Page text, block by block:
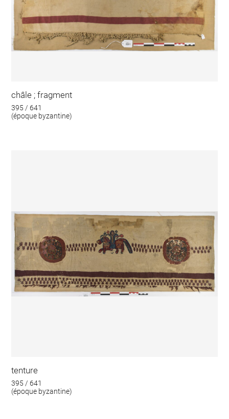
châle ; fragment
395 / 641
(époque byzantine)
tenture
395 / 641
(époque byzantine)